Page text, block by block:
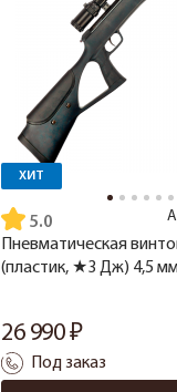
ХИТ
5.0
Пневматическая
(пластик, ★3 Дж) 4,5
26 990
Под заказ